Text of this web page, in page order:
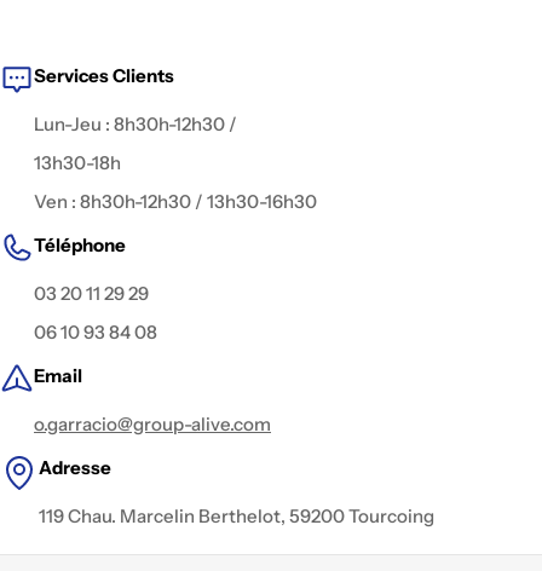
digital.
Services Clients
Lun-Jeu : 8h30h-12h30 /
13h30-18h
Ven : 8h30h-12h30 / 13h30-16h30
Téléphone
03 20 11 29 29
06 10 93 84 08
Email
o.garracio@group-alive.com
Adresse
119 Chau. Marcelin Berthelot, 59200 Tourcoing